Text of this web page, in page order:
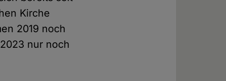
Kirche
2019 noch
nur noch